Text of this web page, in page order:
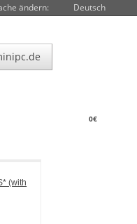
0€
ändern: Deutsch
(with